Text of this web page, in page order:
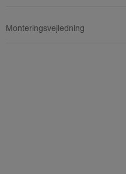
Monteringsvejledning